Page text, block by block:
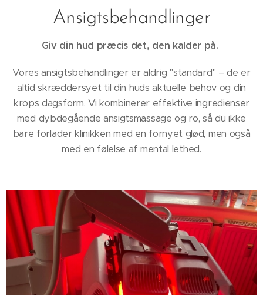
Ansigtsbehandlinger
Giv din hud præcis det, den kalder på.
Vores ansigtsbehandlinger er aldrig "standard" – de er
altid skræddersyet til din huds aktuelle behov og din
krops dagsform. Vi kombinerer effektive ingredienser
med dybdegående ansigtsmassage og ro, så du ikke
bare forlader klinikken med en fornyet glød, men også
med en følelse af mental lethed.